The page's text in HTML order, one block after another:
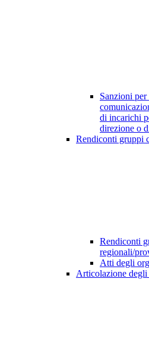
Sanzioni per
di incarichi
direzione o
Rendiconti gruppi
Rendiconti
regionali/
Atti degli
Articolazione